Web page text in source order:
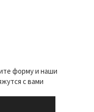
форму и наши
с вами